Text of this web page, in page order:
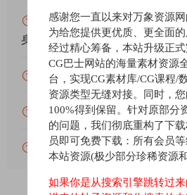
Legendary channel strip processing for
New! MH Sonic EQ
The Original Digital Mastering EQ
Legendary Sound, Precision and
New! MH SuperGate
Finally, a gate that actually does what a
Updated MH Dirty Delay
Gritty, Musical Feedback Delay
Updated MH Character
赞助包月VIP（或包年VIP）后
身VIP）吗？
为什么付款了未开通VIP会员
账号可以分享或者借给别人用
VIP会员剩余时间查询？
感谢您一直以来对万象资源网
为给您提供更优质、更全面
经过精心筹备，本站升级正
CG巴士网站的海量素材资源
台，实现CG素材库/CG课程/
资源类型无缝对接。同时，
100%得到保留。针对原部分
的问题，我们彻底重构了下
员即可免费下载：所有会员
本站资源(极少部分珍稀资源
如果你是从搜索引擎跳转过